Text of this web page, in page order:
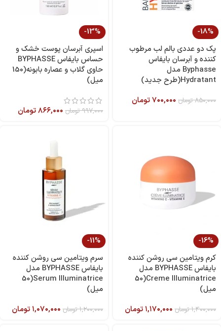
-18%
پک دو عددی بالم لب مرطوب
کننده و آبرسان بایفاس
Byphasse مدل
Hydratant(طرح جدید)
۸۵۰,۰۰۰تومان ۷۰۰,۰۰۰تومان
-13%
اسپری آبرسان پوست خشک و
حساس بایفاس BYPHASSE
حاوی گلاب و عصاره بابونه(150
میل)
۹۹۷,۰۰۰تومان ۸۶۶,۰۰۰تومان
-16%
کرم ویتامین سی روشن کننده
بایفاس BYPHASSE مدل
Creme Illuminatrice(50
میل)
۱,۴۰۰,۰۰۰تومان ۱,۱۷۰,۰۰۰تومان
-11%
سرم ویتامین سی روشن کننده
بایفاس BYPHASSE مدل
Serum Illuminatrice(50
میل)
۱,۲۰۰,۰۰۰تومان ۱,۰۷۰,۰۰۰تومان